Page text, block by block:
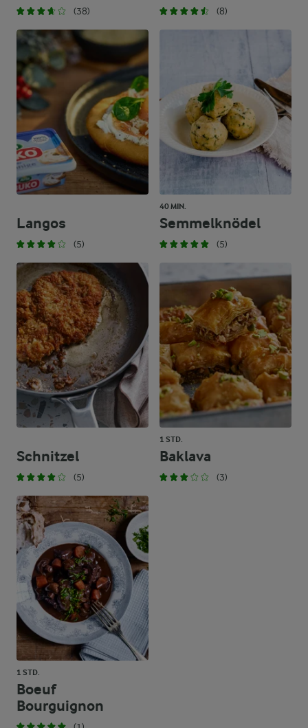
(38) (8)
Langos
(5)
40 MIN.
Semmelknödel
(5)
Schnitzel
(5)
1 STD.
Baklava
(3)
1 STD.
Boeuf
Bourguignon